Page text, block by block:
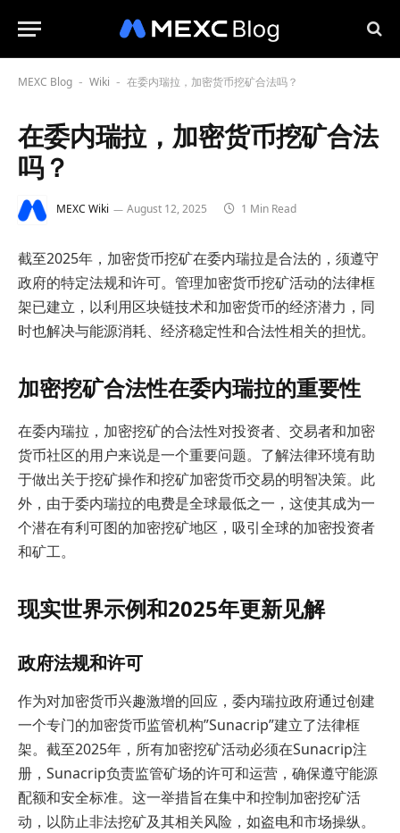
MEXC Blog - Wiki - 在委内瑞拉，加密货币挖矿合法吗？
在委内瑞拉，加密货币挖矿合法
吗？
MEXC Wiki August 12, 2025 1 Min Read
截至2025年，加密货币挖矿在委内瑞拉是合法的，须遵守
政府的特定法规和许可。管理加密货币挖矿活动的法律框
架已建立，以利用区块链技术和加密货币的经济潜力，同
时也解决与能源消耗、经济稳定性和合法性相关的担忧。
加密挖矿合法性在委内瑞拉的重要性
在委内瑞拉，加密挖矿的合法性对投资者、交易者和加密
货币社区的用户来说是一个重要问题。了解法律环境有助
于做出关于挖矿操作和挖矿加密货币交易的明智决策。此
外，由于委内瑞拉的电费是全球最低之一，这使其成为一
个潜在有利可图的加密挖矿地区，吸引全球的加密投资者
和矿工。
现实世界示例和2025年更新见解
政府法规和许可
作为对加密货币兴趣激增的回应，委内瑞拉政府通过创建
一个专门的加密货币监管机构”Sunacrip”建立了法律框
架。截至2025年，所有加密挖矿活动必须在Sunacrip注
册，Sunacrip负责监管矿场的许可和运营，确保遵守能源
配额和安全标准。这一举措旨在集中和控制加密挖矿活
动，以防止非法挖矿及其相关风险，如盗电和市场操纵。